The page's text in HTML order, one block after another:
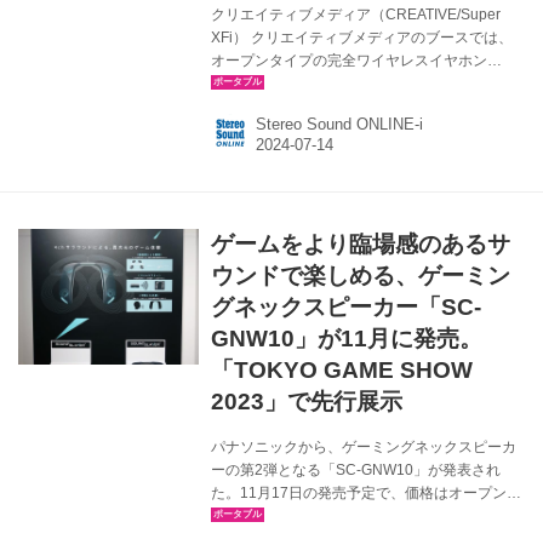
クリエイティブメディア（CREATIVE/Super
XFi） クリエイティブメディアのブースでは、
オープンタイプの完全ワイヤレスイヤホン
「Creative Outlier Go」（直販サイト価格
税込）を体験可能だ。 カスタムチューニングを
施した14.2mmダイナミック型ドライバーを搭
せてもらったが、騒がしい中でも音楽の旋律が
しっかり聴き取れ、かつ隣の人との会話もスム
ーズにできた。これなら屋...
Stereo Sound ONLINE-i
ゲームをより臨場感のあるサ
ウンドで楽しめる、ゲーミン
グネックスピーカー「SC-
GNW10」が11月に発売。
「TOKYO GAME SHOW
2023」で先行展示
パナソニックから、ゲーミングネックスピーカ
ーの第2弾となる「SC-GNW10」が発表され
た。11月17日の発売予定で、価格はオープン
（想定市場価格は￥37,000前後）。 SC-